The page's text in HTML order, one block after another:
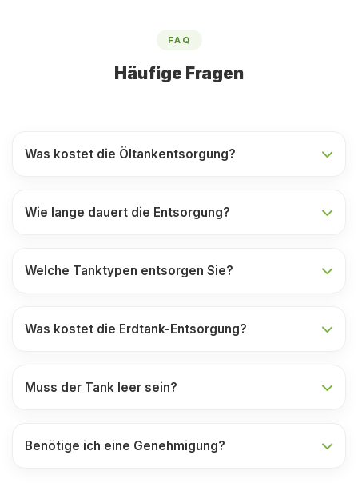
FAQ
Häufige Fragen
Was kostet die Öltankentsorgung?
Wie lange dauert die Entsorgung?
Welche Tanktypen entsorgen Sie?
Was kostet die Erdtank-Entsorgung?
Muss der Tank leer sein?
Benötige ich eine Genehmigung?